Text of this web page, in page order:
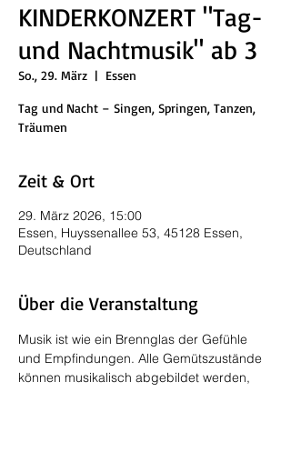
KINDERKONZERT "Tag-
und Nachtmusik" ab 3
So., 29. März
  |
Essen
Tag und Nacht – Singen, Springen, Tanzen,
Träumen
Zeit & Ort
29. März 2026, 15:00
Essen, Huyssenallee 53, 45128 Essen,
Deutschland
Über die Veranstaltung
Musik ist wie ein Brennglas der Gefühle
und Empfindungen. Alle Gemütszustände
können musikalisch abgebildet werden,